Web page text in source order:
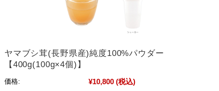
ヤマブシ茸(長野県産)純度100%パウダー
【400g(100g×4個)】
価格: ¥10,800 (税込)